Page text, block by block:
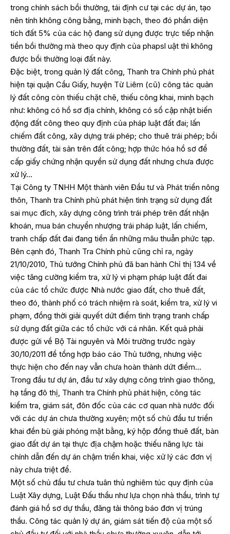
trong chính sách bồi thường, tái định cư tại các dự án, tạo
nên tính không công bằng, minh bạch, theo đó phần diện
tích đất 5% của các hộ đang sử dụng được trực tiếp nhận
tiền bồi thường mà theo quy định của phapsl uật thì không
được bồi thường loại đất này.
Đặc biệt, trong quản lý đất công, Thanh tra Chính phủ phát
hiện tại quận Cầu Giấy, huyện Từ Liêm (cũ) công tác quản
lý đất công còn thiếu chặt chẽ, thiếu công khai, minh bạch
như: không có hồ sơ địa chính, không có sổ cập nhật biến
động đất công theo quy định của pháp luật đất đai; lấn
chiếm đất công, xây dựng trái phép; cho thuê trái phép; bồi
thường đất, tài sản trên đất công; hợp thức hóa hồ sơ để
cấp giấy chứng nhận quyền sử dụng đất nhưng chưa được
xử lý…
Tại Công ty TNHH Một thành viên Đầu tư và Phát triển nông
thôn, Thanh tra Chính phủ phát hiện tình trạng sử dụng đất
sai mục đích, xây dựng công trình trái phép trên đất nhận
khoán, mua bán chuyển nhượng trái pháp luật, lấn chiếm,
tranh chấp đất đai đang tiền ẩn những mâu thuẫn phức tạp.
Bên cạnh đó, Thanh Tra Chính phủ cũng chỉ ra, ngày
21/10/2010, Thủ tướng Chính phủ đã ban hành Chỉ thị 134 về
việc tăng cường kiểm tra, xử lý vi phạm pháp luật đất đai
của các tổ chức được Nhà nước giao đất, cho thuê đất,
theo đó, thành phố có trách nhiệm rà soát, kiểm tra, xử lý vi
phạm, đồng thời giải quyết dứt điểm tình trạng tranh chấp
sử dụng đất giữa các tổ chức với cá nhân. Kết quả phải
được gửi về Bộ Tài nguyên và Môi trường trước ngày
30/10/2011 để tổng hợp báo cáo Thủ tướng, nhưng việc
thực hiện cho đến nay vẫn chưa hoàn thành dứt điểm…
Trong đầu tư dự án, đầu tư xây dựng công trình giao thông,
hạ tầng đô thị, Thanh tra Chính phủ phát hiện, công tác
kiểm tra, giám sát, đôn đốc của các cơ quan nhà nước đối
với các dự án chưa thường xuyên; một số chủ đầu tư triển
khai đền bù giải phóng mặt bằng, ký hộp đồng thuê đất, bàn
giao đất dự án tại thực địa chậm hoặc thiếu năng lực tài
chính dẫn đến dự án chậm triển khai, việc xử lý các đơn vị
này chưa triệt để.
Một số chủ đầu tư chưa tuân thủ nghiêm túc quy định của
Luật Xây dựng, Luật Đấu thầu như lựa chọn nhà thầu, trình tự
đánh giá hồ sơ dự thầu, đăng tải thông báo đơn vị trúng
thầu. Công tác quản lý dự án, giám sát tiến độ của một số